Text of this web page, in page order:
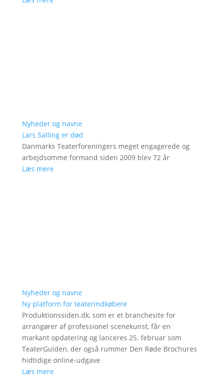
Nyheder og navne
Lars Salling er død
Danmarks Teaterforeningers meget engagerede og
arbejdsomme formand siden 2009 blev 72 år
Læs mere
Nyheder og navne
Ny platform for teaterindkøbere
Produktionssiden.dk, som er et branchesite for
arrangører af professionel scenekunst, får en
markant opdatering og lanceres 25. februar som
TeaterGuiden, der også rummer Den Røde Brochures
hidtidige online-udgave
Læs mere